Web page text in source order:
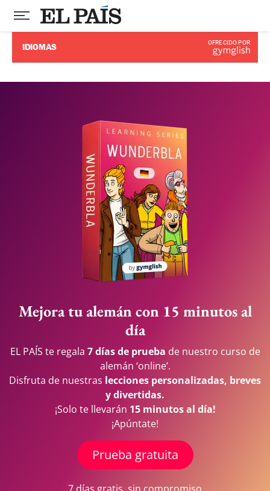
OFRECIDO POR
IDIOMAS
Mejora tu alemán con 15 minutos al
día
EL PAÍS te regala 7 días de prueba de nuestro curso de
alemán ‘online’.
Disfruta de nuestras lecciones personalizadas, breves
y divertidas.
¡Solo te llevarán 15 minutos al día!
¡Apúntate!
Prueba gratuita